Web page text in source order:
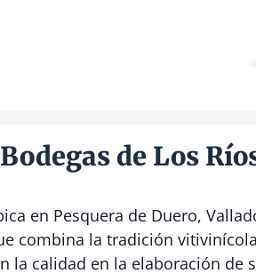
de Los
en Pesquera de Duero,
combina la tradición
la calidad en la elaboración de